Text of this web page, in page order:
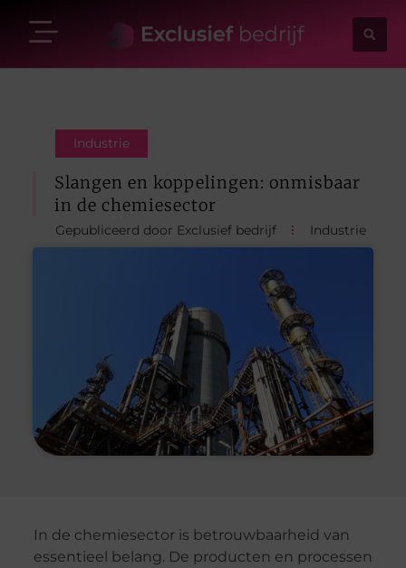
Industrie
Slangen en koppelingen: onmisbaar
in de chemiesector
Gepubliceerd door Exclusief bedrijf Industrie
In de chemiesector is betrouwbaarheid van
essentieel belang. De producten en processen